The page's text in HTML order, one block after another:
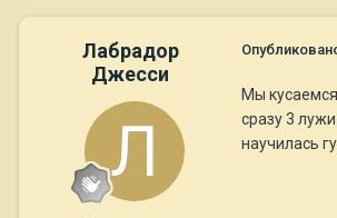
Лабрадор
Джесси
Мы
сразу 3
научилась